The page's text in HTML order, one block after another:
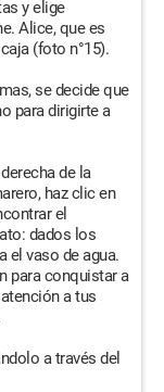
y elige
Alice, que es
(foto n°15).
se decide que
para dirigirte a
de la
haz clic en
el
dados los
el vaso de agua.
para conquistar a
a tus
a través del